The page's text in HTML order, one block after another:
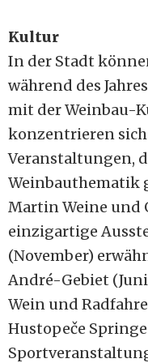
Kultur
In der Stadt
während des
mit der Weinbau-
konzentrieren
Veranstaltungen,
Weinbauthematik
Martin Weine und
einzigartige
(November)
André-Gebiet
Wein und
Hustopeče